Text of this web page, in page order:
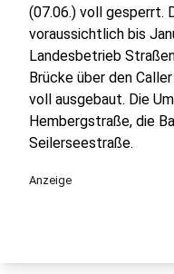
(07.06.) voll gesperrt.
voraussichtlich bis
Landesbetrieb
Brücke über den
voll ausgebaut. Die
Hembergstraße, die
Seilerseestraße.
Anzeige